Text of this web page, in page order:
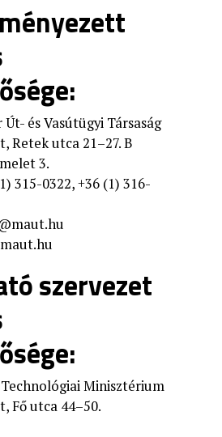
és Vasútügyi Társaság
Retek utca 21–27. B
3.
315-0322, +36 (1) 316-
szervezet
Minisztérium
Fő utca 44–50.